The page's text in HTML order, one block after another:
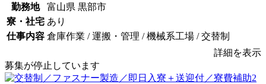
勤務地
富山県 黒部市
寮・社宅 あり
仕事内容 倉庫作業 / 運搬・管理 / 機械系工場 / 交替制
詳細を表示
募集が停止しています